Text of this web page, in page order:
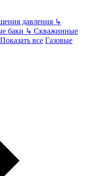
давления ↳
баки ↳ Скважинные
Показать все Газовые